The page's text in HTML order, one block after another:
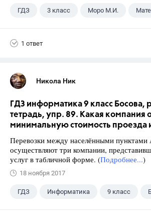
ГДЗ 3 класс Моро М.И.
1 ответ
Никола Ник
ГДЗ информатика 9 класс Босова,
тетрадь, упр. 89. Какая компания
минимальную стоимость проезда
Перевозки между населёнными
осуществляют три компании,
услуг в табличной форме. (Подробнее...)
18 ноября 2017
ГДЗ Информатика 9 класс